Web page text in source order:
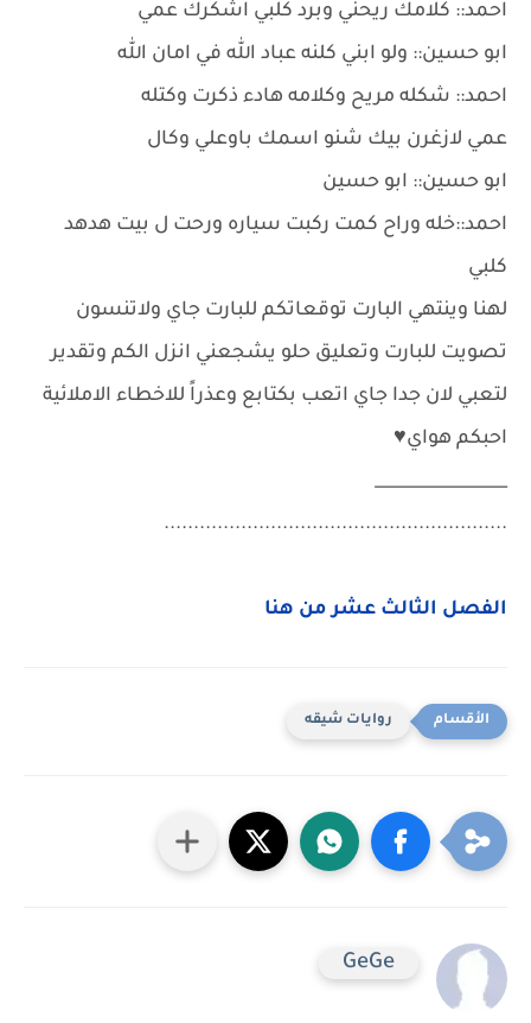
احمد:: كلامك ريحني وبرد كلبي اشكرك عمي
ابو حسين:: ولو ابني كلنه عباد الله في امان الله
احمد:: شكله مريح وكلامه هادء ذكرت وكتله
عمي لازغرن بيك شنو اسمك باوعلي وكال
ابو حسين:: ابو حسين
احمد::خله وراح كمت ركبت سياره ورحت ل بيت هدهد
كلبي
لهنا وينتهي البارت توقعاتكم للبارت جاي ولاتنسون
تصويت للبارت وتعليق حلو يشجعني انزل الكم وتقدير
لتعبي لان جدا جاي اتعب بكتابع وعذراً للاخطاء الاملائية
احبكم هواي♥️
________________
..........................................................
الفصل الثالث عشر من هنا
روايات شيقه
GeGe